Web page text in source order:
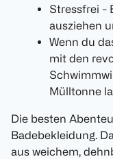
Stressfrei -
ausziehen
Wenn du
mit den
Mülltonne
Die besten
Badebekleidung.
aus weichem,